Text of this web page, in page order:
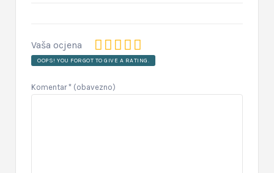
Vaša ocjena
OOPS! YOU FORGOT TO GIVE A RATING.
Komentar* (obavezno)